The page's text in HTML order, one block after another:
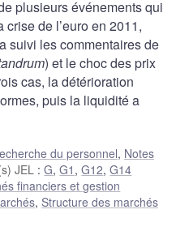
plusieurs événements qui
de l’euro en 2011,
suivi les commentaires de
) et le choc des prix
cas, la détérioration
puis la liquidité a
du personnel, Notes
JEL :G,G1 ,G12,G14
financiers et gestion
, Structure des marchés